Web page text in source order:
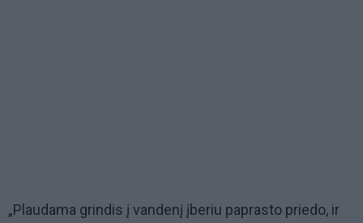
„Plaudama grindis į vandenį įberiu paprasto priedo, ir